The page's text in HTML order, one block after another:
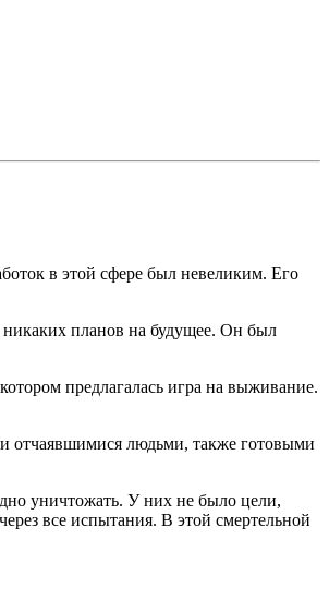
в этой сфере был невеликим. Его
никаких планов на будущее. Он был
предлагалась игра на выживание.
отчаявшимися людьми, также готовыми
уничтожать. У них не было цели,
все испытания. В этой смертельной